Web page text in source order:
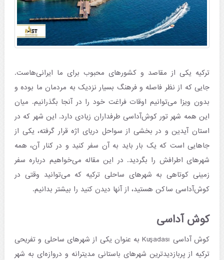
ترکیه یکی از مقاصد و کشورهای محبوب برای ما ایرانی‌هاست.
جایی که از نظر فاصله و فرهنگ بسیار نزدیک به مردمان ما بوده و
بدون ویزا می‌توانیم اوقات فراغت خود را در آنجا بگذرانیم. میان
این همه شهر تور کوش‌آداسی طرفداران زیادی دارد. این شهر که در
استان آیدین و در بخشی از سواحل دریای اژه قرار گرفته، یکی از
جاهایی است که یک بار باید به آن سفر کنید و در کنار آن، همه
شهرهای اطرافش را بگردید. در این مقاله می‌خواهیم درباره سفر
زمینی کوتاهی به شهرهای ساحلی ترکیه که می‌توانید وقتی در
کوش‌آداسی ساکن هستید، از آنها دیدن کنید را بیشتر بدانیم.
کوش آداسی
کوش آداسی Kuşadası به عنوان یکی از شهرهای ساحلی و تفریحی
ترکیه از پربازدیدترین شهرهای باستانی مدیترانه و دروازه‌ای به شهر